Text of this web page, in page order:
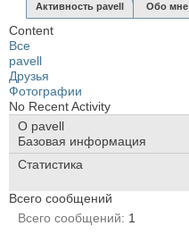
Активность pavell Обо мне
Content
Все
pavell
Друзья
Фотографии
No Recent Activity
О pavell
Базовая информация
Статистика
Всего сообщений
Всего сообщений
1